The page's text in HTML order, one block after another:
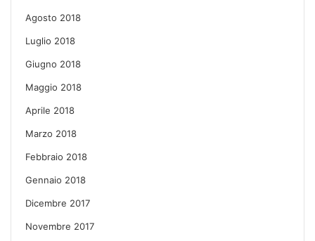
Agosto 2018
Luglio 2018
Giugno 2018
Maggio 2018
Aprile 2018
Marzo 2018
Febbraio 2018
Gennaio 2018
Dicembre 2017
Novembre 2017